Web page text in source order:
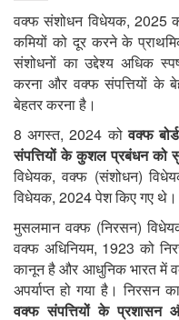
वक्फ संशोधन विधेयक, 2025
कमियों को दूर करने के
संशोधनों का उद्देश्य अधिक
करना और वक्फ संपत्तियों के
बेहतर करना है।
8अगस्त, 2024को वक्फ बोर्ड
संपत्तियों के कुशल प्रबंधन को
विधेयक,वक्फ (संशोधन)
विधेयक, 2024पेश किए गए थे।
मुसलमान वक्फ (निरसन)
वक्फ अधिनियम, 1923को
कानून है और आधुनिक भारत में
अपर्याप्त हो गया है। निरसन का
वक्फ संपत्तियों के प्रशासन